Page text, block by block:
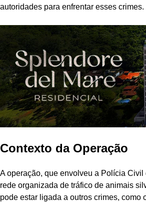
autoridades para enfrentar esses crimes.
Contexto da Operação
A operação, que envolveu a Polícia
rede organizada de tráfico de animais
pode estar ligada a outros crimes, como